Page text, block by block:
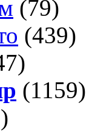
(79)
(439)
(1159)